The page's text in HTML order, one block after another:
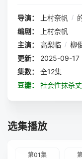
导演： 上村奈帆 /
编剧：
上村奈帆
主演：
高梨临 / 柳
更新：
2025-09-17
集数：
全12集
豆瓣：
社会性抹杀
选集播放
第01集